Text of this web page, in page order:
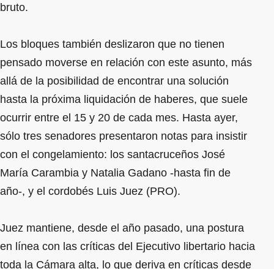
bruto.
Los bloques también deslizaron que no tienen
pensado moverse en relación con este asunto, más
allá de la posibilidad de encontrar una solución
hasta la próxima liquidación de haberes, que suele
ocurrir entre el 15 y 20 de cada mes. Hasta ayer,
sólo tres senadores presentaron notas para insistir
con el congelamiento: los santacruceños José
María Carambia y Natalia Gadano -hasta fin de
año-, y el cordobés Luis Juez (PRO).
Juez mantiene, desde el año pasado, una postura
en línea con las críticas del Ejecutivo libertario hacia
toda la Cámara alta, lo que deriva en críticas desde